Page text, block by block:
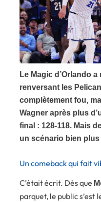
Le Magic d’Orlando
renversant les
complètement fou,
Wagner après plus
final : 128-118. Mais
un scénario bien
Un comeback qui fait
C’était écrit. Dès que
parquet, le public s’est